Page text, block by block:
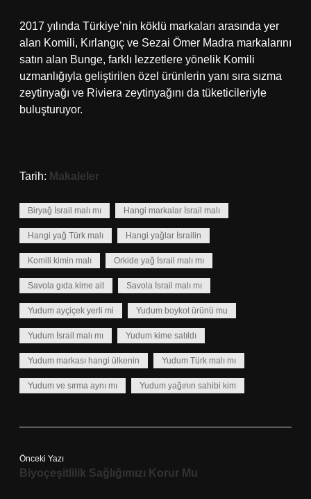
2017 yılında Türkiye’nin köklü markaları arasında yer
alan Komili, Kırlangıç ​​​​​​ve Sezai Ömer Madra markalarını
satın alan Bunge, farklı lezzetlere yönelik Komili
uzmanlığıyla geliştirilen özel ürünlerin yanı sıra sızma
zeytinyağı ve Riviera zeytinyağını da tüketicileriyle
buluşturuyor.
Tarih: Makaleler
Biryağ İsrail malı mı Hangi markalar İsrail malı
Hangi yağ Türk malı Hangi yağlar İsrailin
Komili kimin malı Orkide yağ İsrail malı mı
Savola gıda kime ait Savola İsrail malı mı
Yudum ayçiçek yerli mi Yudum boykot ürünü mu
Yudum İsrail malı mı Yudum kime satıldı
Yudum markası hangi ülkenin Yudum Türk malı mı
Yudum ve sırma aynı mı Yudum yağının sahibi kim
Önceki Yazı
Biyoçeşitlilik Sağlığımızı Korur Mu